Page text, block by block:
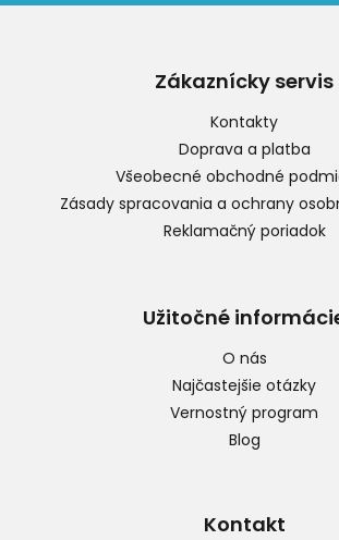
Zákaznícky servis
Kontakty
Doprava a platba
Všeobecné obchodné
Zásady spracovania a ochrany
Reklamačný poriadok
Užitočné
O nás
Najčastejšie otázky
Vernostný program
Blog
Kontakt